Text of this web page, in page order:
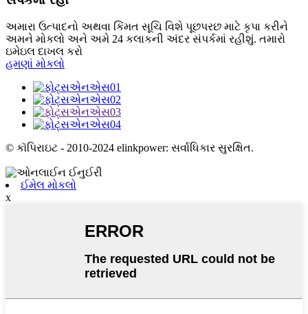
અમારા ઉત્પાદનો અથવા કિંમત સૂચિ વિશે પૂછપરછ માટે કૃપા કરીને
અમને મોકલો અને અમે 24 કલાકની અંદર સંપર્કમાં રહીશું. તમારો
ઇમેઇલ દાખલ કરો
હમણાં મોકલો
© કૉપિરાઇટ - 2010-2024 elinkpower: સર્વાધિકાર સુરક્ષિત.
ઈમેલ મોકલો
x